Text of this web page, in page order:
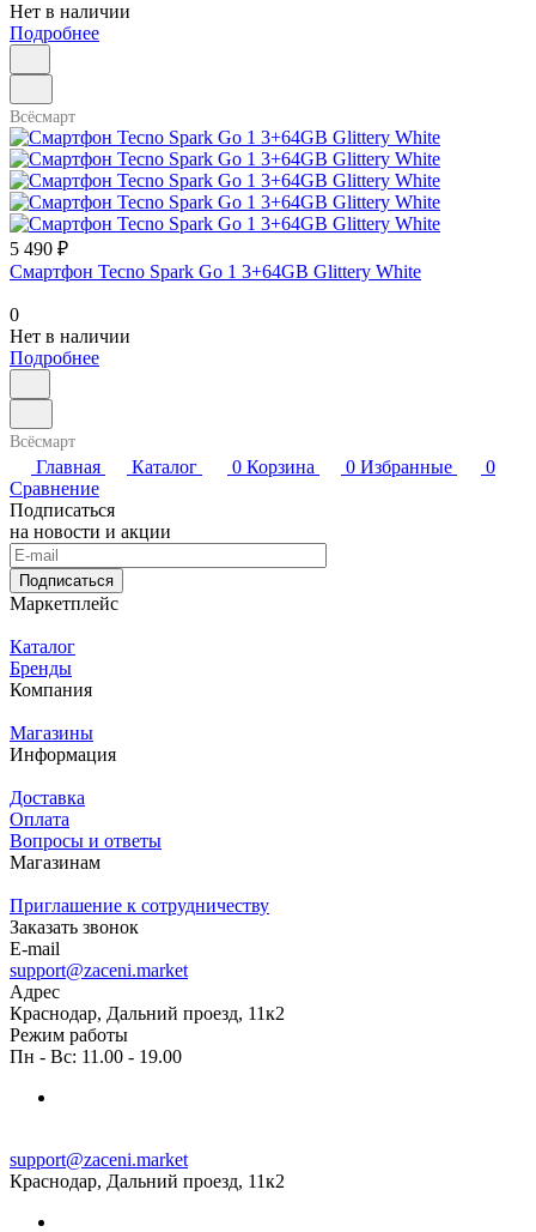
Нет в наличии
Подробнее
Всёсмарт
5 490 ₽
Смартфон Tecno Spark Go 1 3+64GB Glittery White
0
Нет в наличии
Подробнее
Всёсмарт
Главная Каталог 0 Корзина 0 Избранные
0
Сравнение
Подписаться
на новости и акции
Подписаться
Маркетплейс
Каталог
Бренды
Компания
Магазины
Информация
Доставка
Оплата
Вопросы и ответы
Магазинам
Приглашение к сотрудничеству
Заказать звонок
E-mail
support@zaceni.market
Адрес
Краснодар, Дальний проезд, 11к2
Режим работы
Пн - Вс: 11.00 - 19.00
support@zaceni.market
Краснодар, Дальний проезд, 11к2